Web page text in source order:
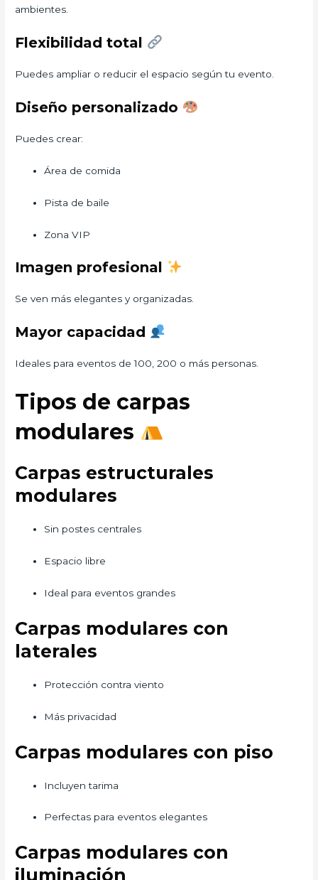
ambientes.
Flexibilidad total
Puedes ampliar o reducir el espacio según tu evento.
Diseño personalizado
Puedes crear:
Área de comida
Pista de baile
Zona VIP
Imagen profesional
Se ven más elegantes y organizadas.
Mayor capacidad
Ideales para eventos de 100, 200 o más personas.
Tipos de carpas
modulares
Carpas estructurales
modulares
Sin postes centrales
Espacio libre
Ideal para eventos grandes
Carpas modulares con
laterales
Protección contra viento
Más privacidad
Carpas modulares con piso
Incluyen tarima
Perfectas para eventos elegantes
Carpas modulares con
iluminación